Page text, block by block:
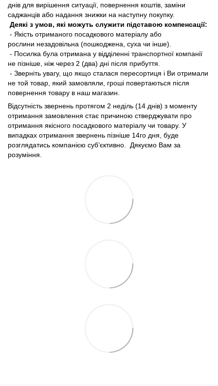
днів для вирішення ситуації, повернення коштів, заміни
саджанців або надання знижки на наступну покупку.
Деякі з умов, які можуть служити підставою компенсації:
- Якість отриманого посадкового матеріалу або
рослини незадовільна (пошкоджена, суха чи інше).
- Посилка була отримана у відділенні транспортної компанії
не пізніше, ніж через 2 (два) дні після прибуття.
- Зверніть увагу, що якщо сталася пересортиця і Ви отримали
не той товар, який замовляли, гроші повертаються після
повернення товару в наш магазин.
Відсутність звернень протягом 2 неділь (14 днів) з моменту
отримання замовлення стає причиною стверджувати про
отримання якісного посадкового матеріалу чи товару. У
випадках отримання звернень пізніше 14го дня, буде
розглядатись компанією суб’єктивно. Дякуємо Вам за
розуміння.